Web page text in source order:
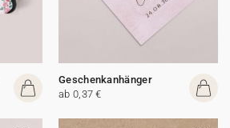
Geschenkanhänger
ab 0,37 €